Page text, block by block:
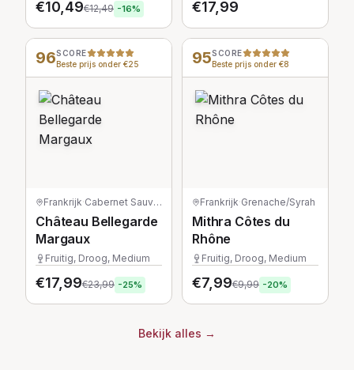
€10,49€12,49 -16% €17,99
96SCORE
Beste prijs onder €25
Frankrijk· Cabernet Sauvignon/Merlot/Petit Verdot
Château Bellegarde
Margaux
Fruitig, Droog, Medium
€17,99€23,99 -25%
95SCORE
Beste prijs onder €8
Frankrijk·Grenache/Syrah
Mithra Côtes du
Rhône
Fruitig, Droog, Medium
€7,99€9,99 -20%
Bekijk alles →